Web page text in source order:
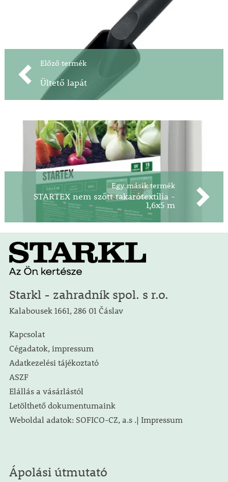
Előző termék
Ültető lapát
Egy másik termék
STARTEX nem szőtt takarótextília -
1,6x5 m
Starkl - zahradník spol. s r.o.
Kalabousek 1661, 286 01 Čáslav
Kapcsolat
Cégadatok, impressum
Adatkezelési tájékoztató
ASZF
Elállás a vásárlástól
Letölthető dokumentumaink
Weboldal adatok: SOFICO-CZ, a.s .| Impressum
Ápolási útmutató